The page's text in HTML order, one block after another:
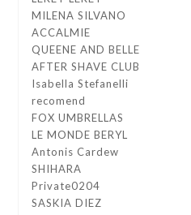
MILENA SILVANO
ACCALMIE
QUEENE AND BELLE
AFTER SHAVE CLUB
Isabella Stefanelli
recomend
FOX UMBRELLAS
LE MONDE BERYL
Antonis Cardew
SHIHARA
Private0204
SASKIA DIEZ